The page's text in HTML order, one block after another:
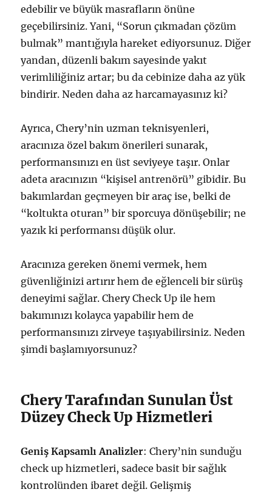
edebilir ve büyük masrafların önüne
geçebilirsiniz. Yani, “Sorun çıkmadan çözüm
bulmak” mantığıyla hareket ediyorsunuz. Diğer
yandan, düzenli bakım sayesinde yakıt
verimliliğiniz artar; bu da cebinize daha az yük
bindirir. Neden daha az harcamayasınız ki?
Ayrıca, Chery’nin uzman teknisyenleri,
aracınıza özel bakım önerileri sunarak,
performansınızı en üst seviyeye taşır. Onlar
adeta aracınızın “kişisel antrenörü” gibidir. Bu
bakımlardan geçmeyen bir araç ise, belki de
“koltukta oturan” bir sporcuya dönüşebilir; ne
yazık ki performansı düşük olur.
Aracınıza gereken önemi vermek, hem
güvenliğinizi artırır hem de eğlenceli bir sürüş
deneyimi sağlar. Chery Check Up ile hem
bakımınızı kolayca yapabilir hem de
performansınızı zirveye taşıyabilirsiniz. Neden
şimdi başlamıyorsunuz?
Chery Tarafından Sunulan Üst
Düzey Check Up Hizmetleri
Geniş Kapsamlı Analizler: Chery’nin sunduğu
check up hizmetleri, sadece basit bir sağlık
kontrolünden ibaret değil. Gelişmiş